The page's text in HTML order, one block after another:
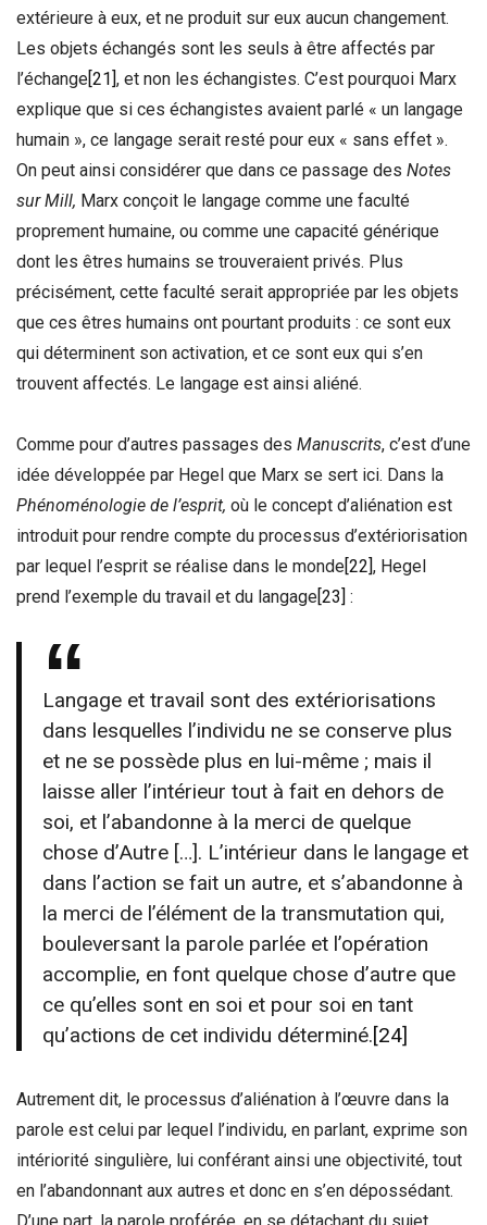
extérieure à eux, et ne produit sur eux aucun changement.
Les objets échangés sont les seuls à être affectés par
l’échange [21] , et non les échangistes. C’est pourquoi Marx
explique que si ces échangistes avaient parlé « un langage
humain », ce langage serait resté pour eux « sans effet ».
On peut ainsi considérer que dans ce passage des Notes
sur Mill, Marx conçoit le langage comme une faculté
proprement humaine, ou comme une capacité générique
dont les êtres humains se trouveraient privés. Plus
précisément, cette faculté serait appropriée par les objets
que ces êtres humains ont pourtant produits : ce sont eux
qui déterminent son activation, et ce sont eux qui s’en
trouvent affectés. Le langage est ainsi aliéné.
Comme pour d’autres passages des Manuscrits, c’est d’une
idée développée par Hegel que Marx se sert ici. Dans la
Phénoménologie de l’esprit, où le concept d’aliénation est
introduit pour rendre compte du processus d’extériorisation
par lequel l’esprit se réalise dans le monde[22], Hegel
prend l’exemple du travail et du langage[23] :
Langage et travail sont des extériorisations
dans lesquelles l’individu ne se conserve plus
et ne se possède plus en lui-même ; mais il
laisse aller l’intérieur tout à fait en dehors de
soi, et l’abandonne à la merci de quelque
chose d’Autre […]. L’intérieur dans le langage et
dans l’action se fait un autre, et s’abandonne à
la merci de l’élément de la transmutation qui,
bouleversant la parole parlée et l’opération
accomplie, en font quelque chose d’autre que
ce qu’elles sont en soi et pour soi en tant
qu’actions de cet individu déterminé.[24]
Autrement dit, le processus d’aliénation à l’œuvre dans la
parole est celui par lequel l’individu, en parlant, exprime son
intériorité singulière, lui conférant ainsi une objectivité, tout
en l’abandonnant aux autres et donc en s’en dépossédant.
D’une part, la parole proférée, en se détachant du sujet,